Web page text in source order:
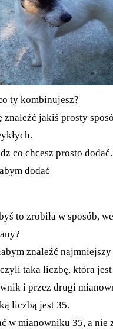
ty kombinujesz?
znaleźć jakiś prosty
co chcesz prosto dodać.
dodać
to zrobiła w sposób,
znaleźć
taka liczbę, która
i przez drugi
liczbą jest 35.
w mianowniku 35, a nie